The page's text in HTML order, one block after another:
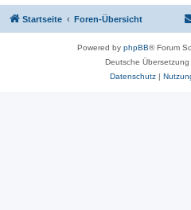
Startseite Foren-Übersicht
Powered by phpBB® Forum
Deutsche Übersetzung
Datenschutz|